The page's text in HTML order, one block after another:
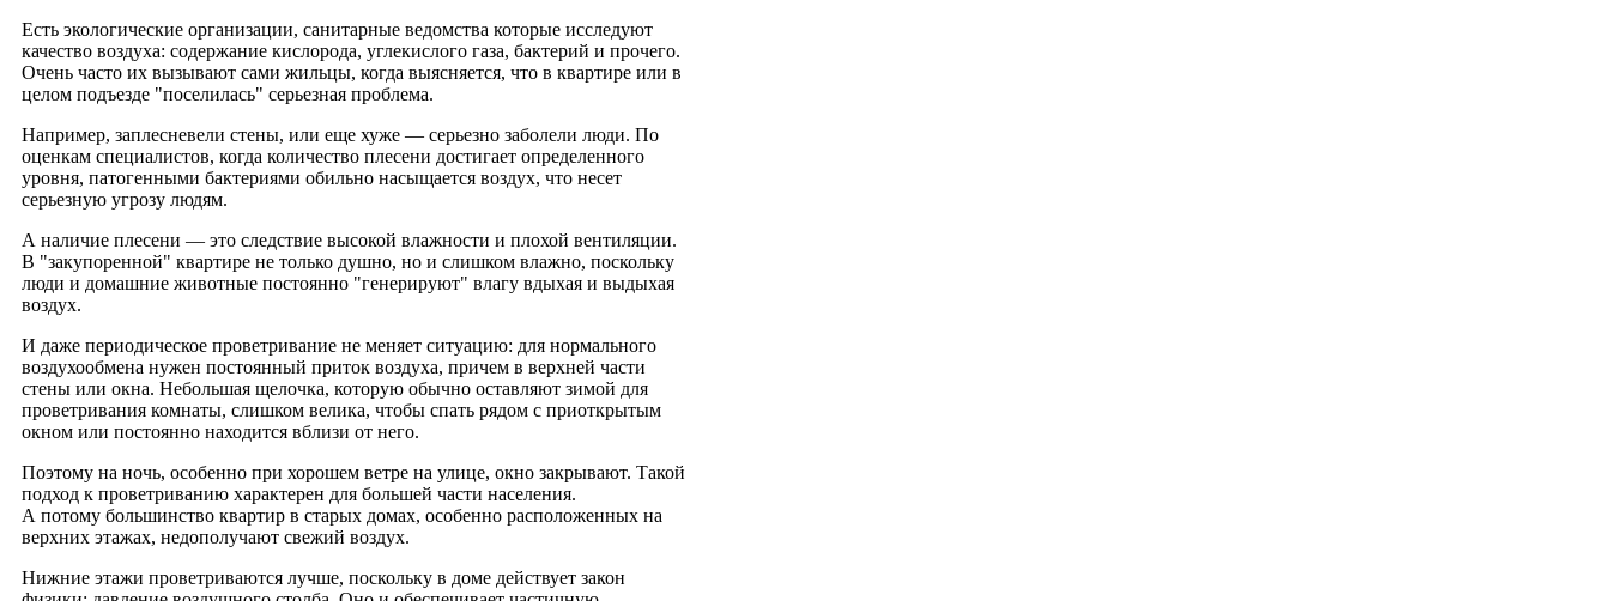
Есть экологические организации, санитарные ведомства которые исследуют
качество воздуха: содержание кислорода, углекислого газа, бактерий и прочего.
Очень часто их вызывают сами жильцы, когда выясняется, что в квартире или в
целом подъезде "поселилась" серьезная проблема.
Например, заплесневели стены, или еще хуже — серьезно заболели люди. По
оценкам специалистов, когда количество плесени достигает определенного
уровня, патогенными бактериями обильно насыщается воздух, что несет
серьезную угрозу людям.
А наличие плесени — это следствие высокой влажности и плохой вентиляции.
В "закупоренной" квартире не только душно, но и слишком влажно, поскольку
люди и домашние животные постоянно "генерируют" влагу вдыхая и выдыхая
воздух.
И даже периодическое проветривание не меняет ситуацию: для нормального
воздухообмена нужен постоянный приток воздуха, причем в верхней части
стены или окна. Небольшая щелочка, которую обычно оставляют зимой для
проветривания комнаты, слишком велика, чтобы спать рядом с приоткрытым
окном или постоянно находится вблизи от него.
Поэтому на ночь, особенно при хорошем ветре на улице, окно закрывают. Такой
подход к проветриванию характерен для большей части населения.
А потому большинство квартир в старых домах, особенно расположенных на
верхних этажах, недополучают свежий воздух.
Нижние этажи проветриваются лучше, поскольку в доме действует закон